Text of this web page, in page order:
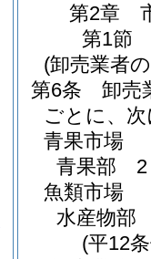
第2章
第1節
(卸売業者
第6条
卸売
ごとに、
青果市場
青果部 2
魚類市場
水産物
(平12